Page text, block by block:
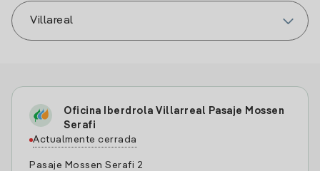
Oficina Iberdrola Villarreal Pasaje Mossen
Serafi
Actualmente cerrada
Pasaje Mossen Serafi 2